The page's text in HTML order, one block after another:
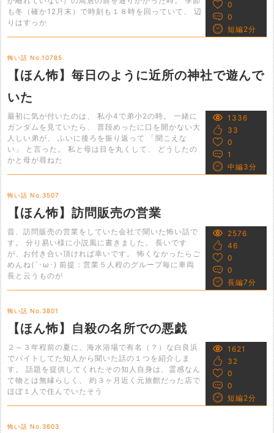
も冬（確か12月末）で時刻も１８時を回っていて、 辺
りはすっか
0
0
短編2分
怖い話 No.10785
【ほん怖】毎日のように近所の神社で遊んで
いた
最初に気が付いたのは、 私小4で弟小2の時。 一緒に
ガンダムを見ていたら、 普段めったに口を開かない大
人しい弟が、 ふいに後ろを振り返って 「聞こえな
い」 と言った。 私と母は目を丸くして、 どうしたの
かと母が尋ねた
1336
33
0
1
中編3分
怖い話 No.3507
【ほん怖】訪問販売の営業
昔、訪問販売の営業をしていた会社で聞いた怖い話で
す。 分り易い様に小説風に書きました。 長いです
が、お付き合い頂ければ幸いです。 怖くなかったらご
めんね(´･ω･) 前提：営業５人程のグループ毎に車両
長と云うものが
2576
46
0
0
長編7分
怖い話 No.3801
【ほん怖】自殺の名所での悪戯
２～３年程前の夏に、海水浴場で有名（？）な白良浜
でバイトしてた知人から聞いた話の１つを紹介しま
す。 話題を提供してくれたその知人自身は、霊感なん
て物とは無縁らしく、 約３ヶ月近く元旅館だった店で
ほぼ１人で住んでいたそう
1621
32
0
0
短編2分
怖い話 No.3603